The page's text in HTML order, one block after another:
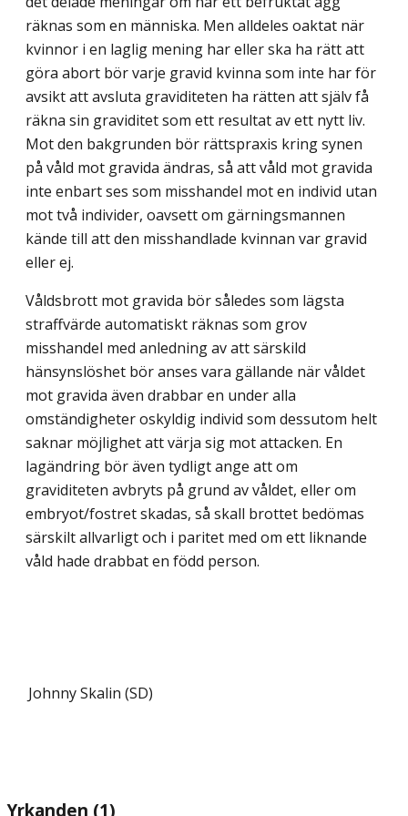
räknas som en människa. Men alldeles oaktat när
kvinnor i en laglig mening har eller ska ha rätt att
göra abort bör varje gravid kvinna som inte har för
avsikt att avsluta graviditeten ha rätten att själv få
räkna sin graviditet som ett resultat av ett nytt liv.
Mot den bakgrunden bör rättspraxis kring synen
på våld mot gravida ändras, så att våld mot gravida
inte enbart ses som misshandel mot en individ utan
mot två individer, oavsett om gärningsmannen
kände till att den misshandlade kvinnan var gravid
eller ej.
Våldsbrott mot gravida bör således som lägsta
straffvärde automatiskt räknas som grov
misshandel med anledning av att särskild
hänsynslöshet bör anses vara gällande när våldet
mot gravida även drabbar en under alla
omständigheter oskyldig individ som dessutom helt
saknar möjlighet att värja sig mot attacken. En
lagändring bör även tydligt ange att om
graviditeten avbryts på grund av våldet, eller om
embryot/fostret skadas, så skall brottet bedömas
särskilt allvarligt och i paritet med om ett liknande
våld hade drabbat en född person.
Johnny Skalin (SD)
Yrkanden (1)